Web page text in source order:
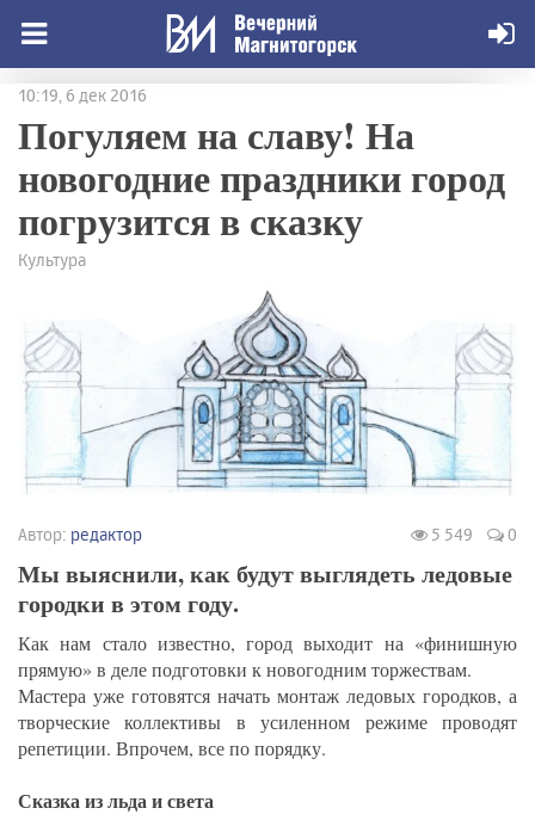
10:19, 6 дек 2016
Погуляем на славу! На
новогодние праздники город
погрузится в сказку
Культура
Автор: редактор 5 549 0
Мы выяснили, как будут выглядеть ледовые
городки в этом году.
Как нам стало известно, город выходит на «финишную
прямую» в деле подготовки к новогодним торжествам.
Мастера уже готовятся начать монтаж ледовых городков, а
творческие коллективы в усиленном режиме проводят
репетиции. Впрочем, все по порядку.
Сказка из льда и света